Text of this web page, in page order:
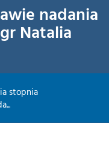
nadania
Natalia
stopnia